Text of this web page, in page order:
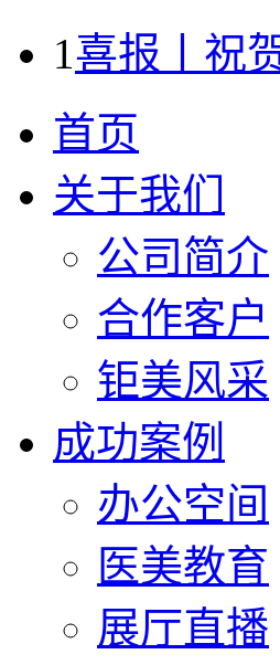
1喜报丨祝
首页
关于我们
公司简介
合作客户
钜美风采
成功案例
办公空间
医美教育
展厅直播